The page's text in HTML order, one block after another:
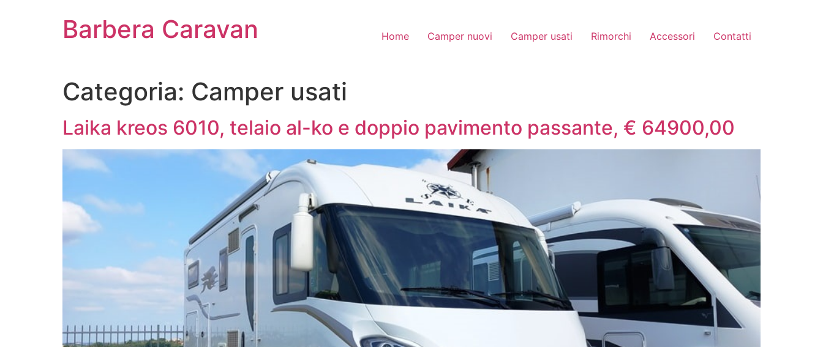
Barbera Caravan Home Camper nuovi Camper usati Rimorchi Accessori Contatti
Categoria: Camper usati
Laika kreos 6010, telaio al-ko e doppio pavimento passante, € 64900,00